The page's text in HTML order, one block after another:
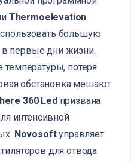
Thermoelevation.
большую
в первые дни жизни.
потеря
обстановка мешают
360 Led призвана
интенсивной
Novosoftуправляет
для отвода